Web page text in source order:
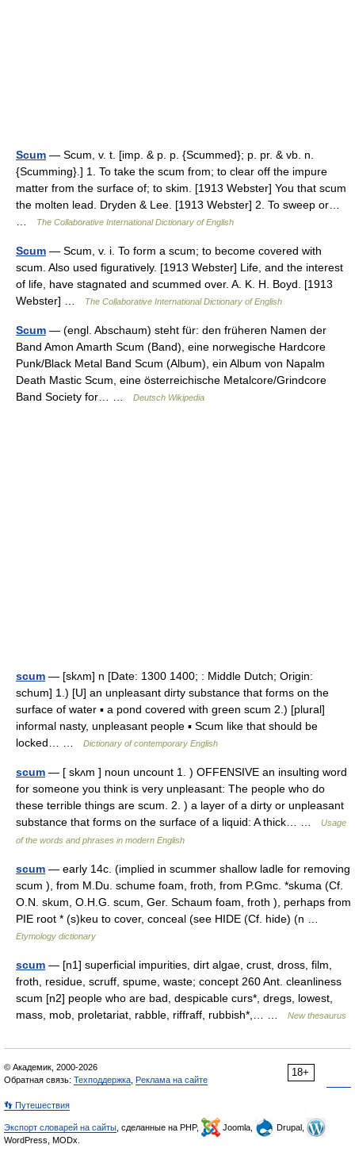
Scum — Scum, v. t. [imp. & p. p. {Scummed}; p. pr. & vb. n.
{Scumming}.] 1. To take the scum from; to clear off the impure
matter from the surface of; to skim. [1913 Webster] You that scum
the molten lead. Dryden & Lee. [1913 Webster] 2. To sweep or…
The Collaborative International Dictionary of English
Scum — Scum, v. i. To form a scum; to become covered with
scum. Also used figuratively. [1913 Webster] Life, and the interest
of life, have stagnated and scummed over. A. K. H. Boyd. [1913
Webster] …
The Collaborative International Dictionary of English
Scum — (engl. Abschaum) steht für: den früheren Namen der
Band Amon Amarth Scum (Band), eine norwegische Hardcore
Punk/Black Metal Band Scum (Album), ein Album von Napalm
Death Mastic Scum, eine österreichische Metalcore/Grindcore
Band Society for… …
Deutsch Wikipedia
scum — [skʌm] n [Date: 1300 1400; : Middle Dutch; Origin:
schum] 1.) [U] an unpleasant dirty substance that forms on the
surface of water ▪ a pond covered with green scum 2.) [plural]
informal nasty, unpleasant people ▪ Scum like that should be
locked… …
Dictionary of contemporary English
scum — [ skʌm ] noun uncount 1. ) OFFENSIVE an insulting word
for someone you think is very unpleasant: The people who do
these terrible things are scum. 2. ) a layer of a dirty or unpleasant
substance that forms on the surface of a liquid: A thick… …
Usage
of the words and phrases in modern English
scum — early 14c. (implied in scummer shallow ladle for removing
scum ), from M.Du. schume foam, froth, from P.Gmc. *skuma (Cf.
O.N. skum, O.H.G. scum, Ger. Schaum foam, froth ), perhaps from
PIE root * (s)keu to cover, conceal (see HIDE (Cf. hide) (n …
Etymology dictionary
scum — [n1] superficial impurities, dirt algae, crust, dross, film,
froth, residue, scruff, spume, waste; concept 260 Ant. cleanliness
scum [n2] people who are bad, despicable curs*, dregs, lowest,
mass, mob, proletariat, rabble, riffraff, rubbish*,… …
New thesaurus
18+
© Академик, 2000-2026
Обратная связь: Техподдержка Реклама на сайте
👣 Путешествия
Экспорт словарей на сайты , сделанные на PHP, Joomla,
Drupal,
WordPress, MODx.